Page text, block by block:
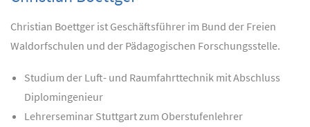
Christian Boettger ist Geschäftsführer im Bund der Freien
Waldorfschulen und der Pädagogischen Forschungsstelle.
Studium der Luft- und Raumfahrttechnik mit Abschluss
Diplomingenieur
Lehrerseminar Stuttgart zum Oberstufenlehrer